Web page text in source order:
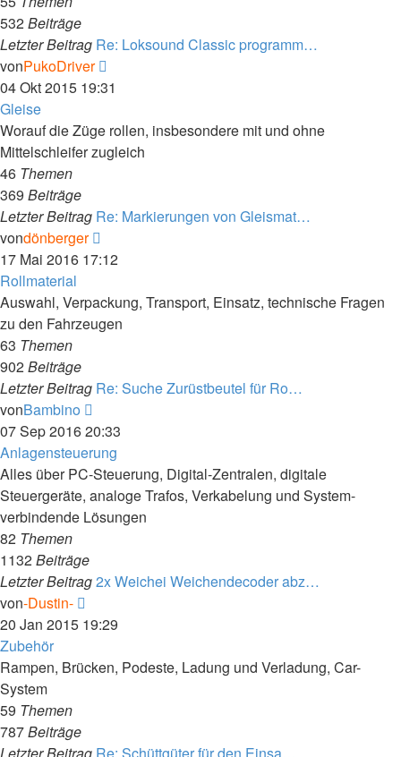
532Beiträge
Letzter Beitrag Re: Loksound Classic programm…
vonPukoDriver
Beitrag
04 Okt 2015 19:31
Gleise
Worauf die Züge rollen, insbesondere mit und ohne
Mittelschleifer zugleich
46 Themen
369 Beiträge
Letzter Beitrag Re: Markierungen von Gleismat…
vondönberger
Beitrag
17 Mai 2016 17:12
Rollmaterial
Auswahl, Verpackung, Transport, Einsatz, technische Fragen
zu den Fahrzeugen
63 Themen
902Beiträge
Letzter Beitrag Re: Suche Zurüstbeutel für Ro…
vonBambino
Beitrag
07 Sep 2016 20:33
Anlagensteuerung
Alles über PC-Steuerung, Digital-Zentralen, digitale
Steuergeräte, analoge Trafos, Verkabelung und System-
verbindende Lösungen
82 Themen
1132Beiträge
Letzter Beitrag2x Weichei Weichendecoder abz…
von-Dustin-
Beitrag
20 Jan 2015 19:29
Zubehör
Rampen, Brücken, Podeste, Ladung und Verladung, Car-
System
59 Themen
787Beiträge